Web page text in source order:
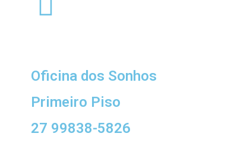
Oficina dos Sonhos
Primeiro Piso
27 99838-5826